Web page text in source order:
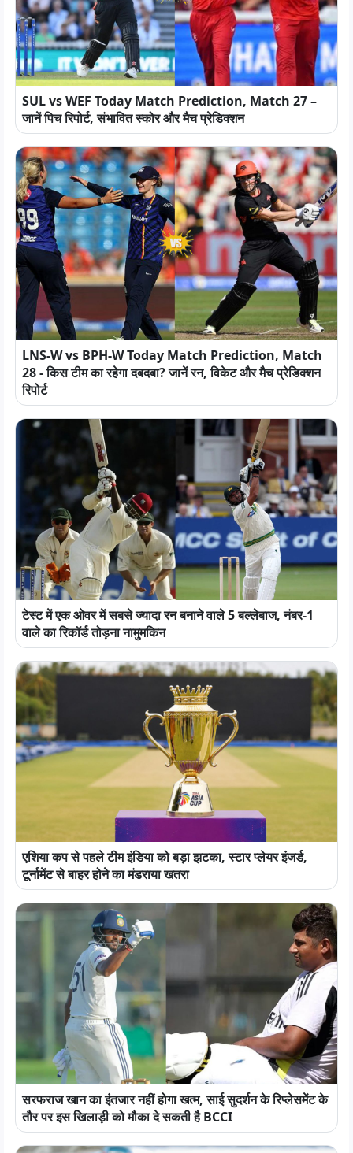
SUL vs WEF Today Match Prediction, Match 27 –
जानें पिच रिपोर्ट, संभावित स्कोर और मैच प्रेडिक्शन
LNS-W vs BPH-W Today Match Prediction, Match
28 - किस टीम का रहेगा दबदबा? जानें रन, विकेट और मैच प्रेडिक्शन
रिपोर्ट
टेस्ट में एक ओवर में सबसे ज्यादा रन बनाने वाले 5 बल्लेबाज, नंबर-1
वाले का रिकॉर्ड तोड़ना नामुमकिन
एशिया कप से पहले टीम इंडिया को बड़ा झटका, स्टार प्लेयर इंजर्ड,
टूर्नामेंट से बाहर होने का मंडराया खतरा
सरफराज खान का इंतजार नहीं होगा खत्म, साई सुदर्शन के रिप्लेसमेंट के
तौर पर इस खिलाड़ी को मौका दे सकती है BCCI